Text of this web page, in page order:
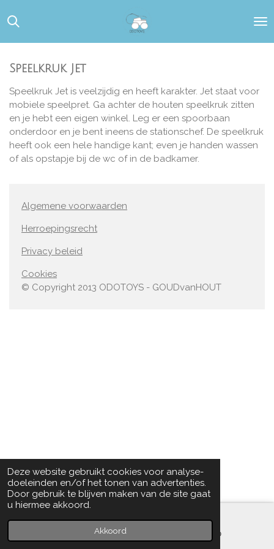
Deze website gebruikt cookies voor analyse-
doeleinden en/of het tonen van advertenties.
Door gebruik te blijven maken van de site gaat
u hiermee akkoord.
Akkoord
direct
hoofdinhoud
Speelkruk Jet
Speelkruk Jet is veelzijdig en heeft karakter. Jet staat voor
mobiele speelpret. Ga achter de houten speelkruk zitten
en je hebt een eigen winkel. Leg er een spoorbaan
onderdoor en je bent ineens de stationschef. De speelkruk
heeft ook een hele handige kant; even je handen wassen
of als opstapje bij de wc of in de badkamer.
Algemene voorwaarden
Herroepingsrecht
Privacy beleid
Cookies
© Copyright 2013 ODOTOYS - GOUDvanHOUT
WhatsApp